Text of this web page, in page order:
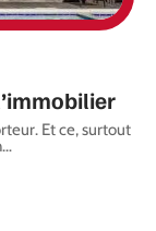
Et ce, surtout
…